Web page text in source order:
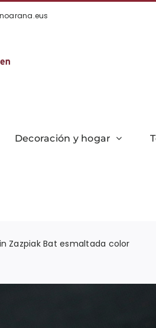
Decoración y hogar
Zazpiak Bat esmaltada color